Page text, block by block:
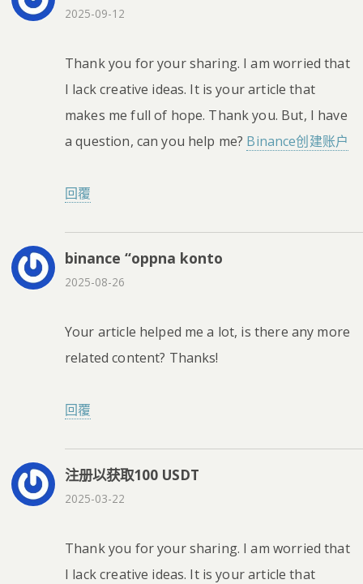
2025-09-12
Thank you for your sharing. I am worried that
I lack creative ideas. It is your article that
makes me full of hope. Thank you. But, I have
a question, can you help me? Binance创建账户
回覆
binance “oppna konto
2025-08-26
Your article helped me a lot, is there any more
related content? Thanks!
回覆
注册以获取100 USDT
2025-03-22
Thank you for your sharing. I am worried that
I lack creative ideas. It is your article that